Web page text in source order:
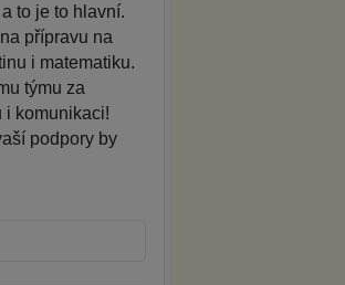
to je to hlavní.
přípravu na
i matematiku.
týmu za
i komunikaci!
podpory by